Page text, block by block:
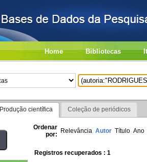
Home Bibliotecas
Produção científica Coleção de periódicos
Ordenar
por: Relevância Autor Título Ano
Registros recuperados : 1